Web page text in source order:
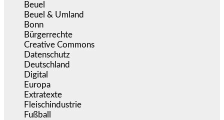
Beuel
Beuel & Umland
Bonn
Bürgerrechte
Creative Commons
Datenschutz
Deutschland
Digital
Europa
Extratexte
Fleischindustrie
Fußball